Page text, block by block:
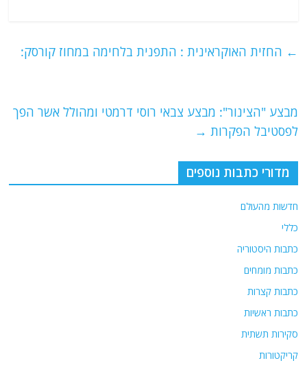
s
p
g
l
er
e
o
← החזית האוקראינית : התפנית בלחימה במחוז קורסק:
מבצע "הצינור": מבצע צבאי רוסי דרמטי ומהולל אשר הפך
לפסטיבל הפקרות →
מדורי כתבות נוספים
חדשות מהעולם
כללי
כתבות היסטוריה
כתבות מומחים
כתבות קצרות
כתבות ראשיות
סקירות תשתית
קריקטורות